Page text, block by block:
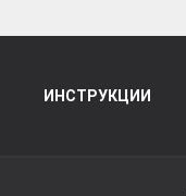
ИНСТРУКЦИИ